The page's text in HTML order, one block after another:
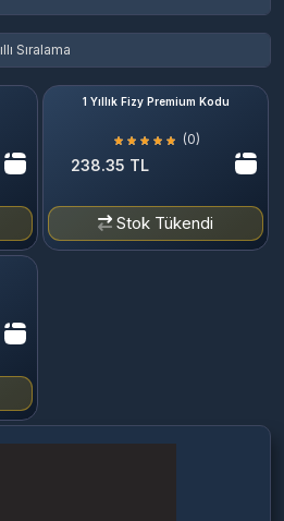
1 Yıllık Fizy Premium Kodu
(0)
238.35 TL
Stok Tükendi